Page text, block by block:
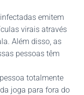
emitem
virais através
Além disso, as
pessoas têm
totalmente
joga para fora do